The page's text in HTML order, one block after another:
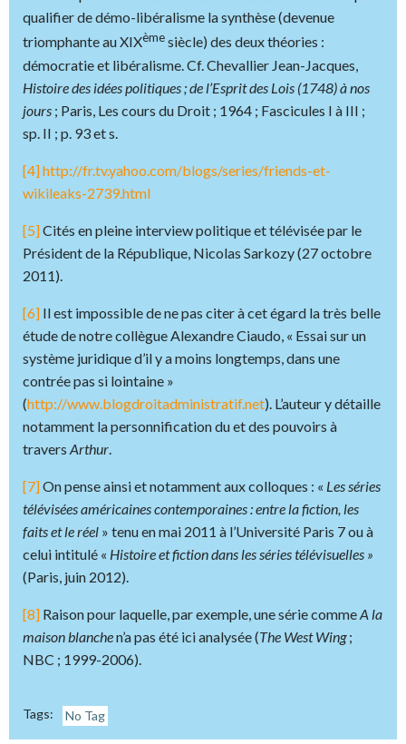
qualifier de démo-libéralisme la synthèse (devenue
triomphante au XIXèmesiècle) des deux théories :
démocratie et libéralisme. Cf. Chevallier Jean-Jacques,
Histoire des idées politiques ; de l’Esprit des Lois (1748) à nos
jours ; Paris, Les cours du Droit ; 1964 ; Fascicules I à III ;
sp. II ; p. 93 et s.
[4]http://fr.tv.yahoo.com/blogs/series/friends-et-
wikileaks-2739.html
[5]Cités en pleine interview politique et télévisée par le
Président de la République, Nicolas Sarkozy (27 octobre
2011).
[6] Il est impossible de ne pas citer à cet égard la très belle
étude de notre collègue Alexandre Ciaudo, « Essai sur un
système juridique d’il y a moins longtemps, dans une
contrée pas si lointaine »
(http://www.blogdroitadministratif.net). L’auteur y détaille
notamment la personnification du et des pouvoirs à
travers Arthur
[7]On pense ainsi et notamment aux colloques : « Les séries
télévisées américaines contemporaines : entre la fiction, les
faits et le réel » tenu en mai 2011 à l’Université Paris 7 ou à
celui intitulé « Histoire et fiction dans les séries télévisuelles »
(Paris, juin 2012).
[8] Raison pour laquelle, par exemple, une série commeA la
maison blanchen’a pas été ici analysée (The West Wing;
NBC ; 1999-2006).
Tags: No Tag